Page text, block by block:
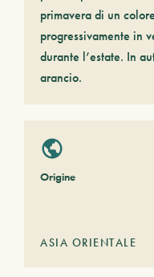
primavera di un
progressivamente in
durante l’estate. In
arancio.
Origine
ASIA ORIENTALE